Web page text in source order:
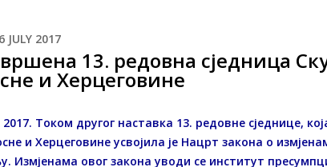
JULY 2017
13. редовна сједница
и Херцеговине
2017. Током другог наставка 13. редовне сједнице,
и Херцеговине усвојила је Нацрт закона о
Измјенама овог закона уводи се институт